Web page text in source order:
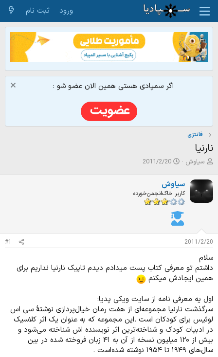
ورود ثبت نام
اگر سمپادی هستی همین الان عضو شو :
فانتزی
نارنیا
ش
و
ک
ن
ه
م
و
ض
و
ع
سیاوش
ت
ی
خ
ش
ر
و
ع
2011/2/20
سیاوش
کاربر خاک‌انجمن‌خورده
2011/2/20
#1
سلام
داشتم تو معرفی کتاب پست میدادم دیدم تاپیک نارنیا نداریم برای
همین ایجادش میکنم
اول یه معرفی نامه از سایت ویکی پدیا:
سرگذشت نارنیا مجموعه‌ای از هفت رمان خیال‌پردازی نوشتهٔ سی اس
لوئیس برای کودکان است .این مجموعه که به عنوان یک اثر کلاسیک
در ادبیات کودک و شناخته‌ترین اثر نویسنده اش شناخته می‌شود و
بیش از ۱۲۰ میلیون نسخه از آن به ۴۱ زبان فروخته شده در بین
سال‌های ۱۹۴۹ تا ۱۹۵۴ نوشته شده‌است .